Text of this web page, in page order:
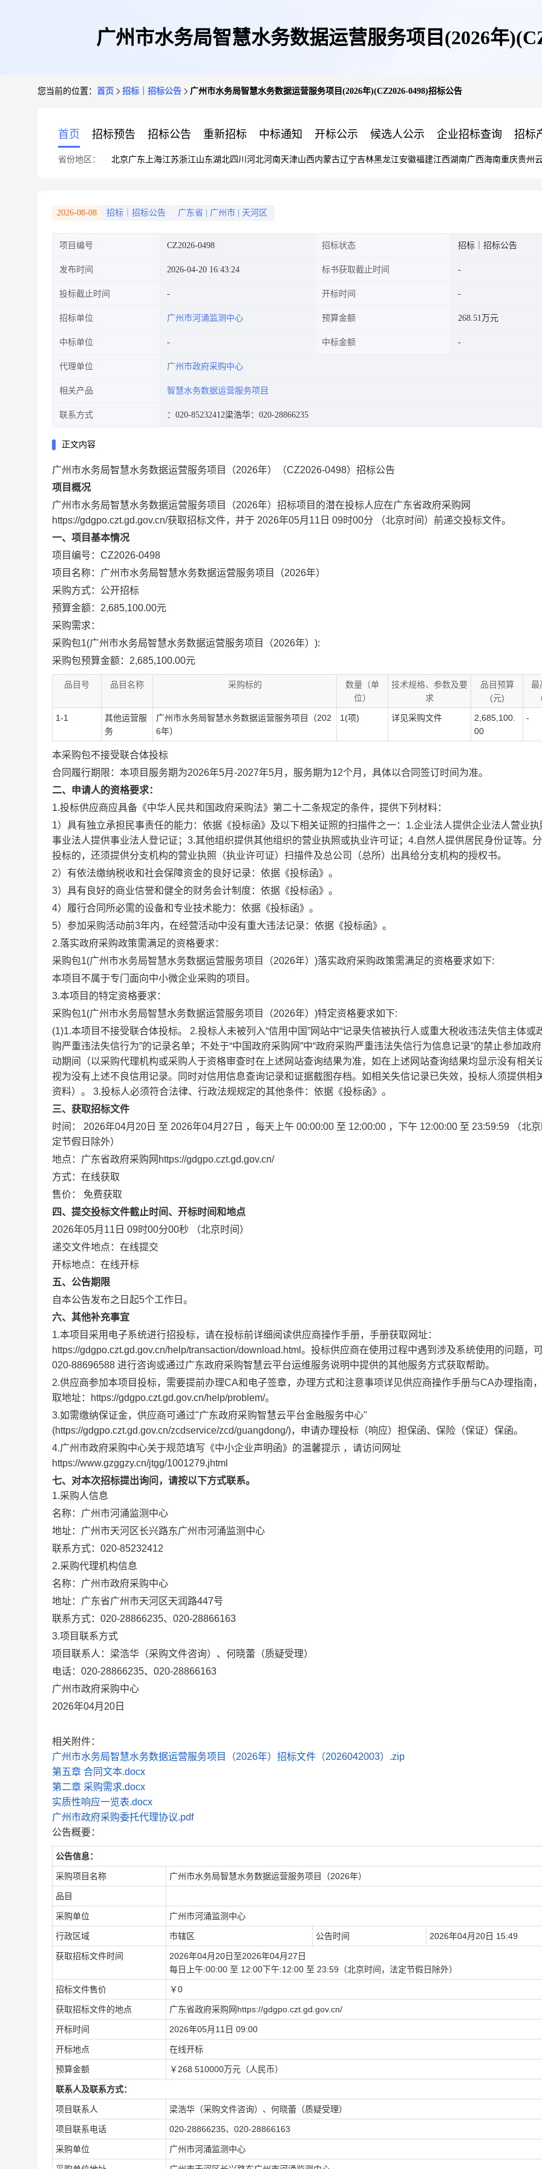
广州市水务局智慧水务数据运营服务项目(2026年
您当前的位置： 首页 招标｜招标公告 广州市水务局智慧水务数据运营服务项目(2026年)(CZ2026-0498)招标公告
首页 招标预告 招标公告 重新招标 中标通知 开标公示 候选人公示 企业招标查询 招标
省份地区： 北京广东 上海江苏浙江山东湖北四川 河北河南天津山西内蒙古辽宁吉林黑龙江安徽福建江西湖南广西海南重庆贵州
2026-08-08 招标｜招标公告 广东省 广州市 天河区
项目编号 CZ2026-0498 招标状态 招标｜招标公告
发布时间 2026-04-20 16:43:24 标书获取截止时间
投标截止时间 开标时间
招标单位 广州市河涌监测中心 预算金额 268.51万元
中标单位 中标金额
代理单位 广州市政府采购中心
相关产品 智慧水务数据运营服务项目
联系方式 ：020-85232412梁浩华：020-28866235
正文内容
广州市水务局智慧水务数据运营服务项目（2026年）（CZ2026-0498）招标公告
项目概况
广州市水务局智慧水务数据运营服务项目（2026年） 招标项目的潜在投标人应在广东省政府采购网
https://gdgpo.czt.gd.gov.cn/获取招标文件，并于 2026年05月11日 09时00分
（北京时间）前递交投标文件。
一、项目基本情况
项目编号：CZ2026-0498
项目名称：广州市水务局智慧水务数据运营服务项目（2026年）
采购方式：公开招标
预算金额：2,685,100.00元
采购需求：
采购包1(广州市水务局智慧水务数据运营服务项目（2026年）):
采购包预算金额： 2,685,100.00元
品目号 品目名称 采购标的
数量（单
位）
技术规格、参数及要
求
品目预算
(元)
最
1-1
其他运营服
务
广州市水务局智慧水务数据运营服务项目（202
6年）
1(项) 详见采购文件
2,685,100.
00
-
本采购包不接受联合体投标
合同履行期限： 本项目服务期为2026年5月-2027年5月，服务期为12个月，具体以合同签订时间为准。
二、申请人的资格要求：
1.投标供应商应具备《中华人民共和国政府采购法》第二十二条规定的条件，提供下列材料：
1）具有独立承担民事责任的能力：依据《投标函》及以下相关证照的扫描件之一：1.企业法人提供企业法人营业执
事业法人提供事业法人登记证；3.其他组织提供其他组织的营业执照或执业许可证；4.自然人提供居民身份证等。
投标的，还须提供分支机构的营业执照（执业许可证）扫描件及总公司（总所）出具给分支机构的授权书。
2）有依法缴纳税收和社会保障资金的良好记录：依据《投标函》。
3）具有良好的商业信誉和健全的财务会计制度：依据《投标函》。
4）履行合同所必需的设备和专业技术能力：依据《投标函》。
5）参加采购活动前3年内，在经营活动中没有重大违法记录：依据《投标函》。
2.落实政府采购政策需满足的资格要求：
采购包1(广州市水务局智慧水务数据运营服务项目（2026年）)落实政府采购政策需满足的资格要求如下:
本项目不属于专门面向中小微企业采购的项目。
3.本项目的特定资格要求：
采购包1(广州市水务局智慧水务数据运营服务项目（2026年）)特定资格要求如下:
(1)1.本项目不接受联合体投标。 2.投标人未被列入“信用中国”网站中“记录失信被执行人或重大税收违法失信主体或
购严重违法失信行为”的记录名单；不处于“中国政府采购网”中“政府采购严重违法失信行为信息记录”的禁止参加政
动期间（以采购代理机构或采购人于资格审查时在上述网站查询结果为准，如在上述网站查询结果均显示没有相关
视为没有上述不良信用记录。同时对信用信息查询记录和证据截图存档。如相关失信记录已失效，投标人须提供相
资料）。 3.投标人必须符合法律、行政法规规定的其他条件：依据《投标函》。
三、获取招标文件
时间：
2026年04月20日 至 2026年04月27日 ，每天上午 00:00:00 至 12:00:00 ，下午 12:00:00 至 23:59:59
（北
定节假日除外）
地点： 广东省政府采购网https://gdgpo.czt.gd.gov.cn/
方式： 在线获取
售价：
免费获取
四、提交投标文件截止时间、开标时间和地点
2026年05月11日 09时00分00秒
（北京时间）
递交文件地点： 在线提交
开标地点： 在线开标
五、公告期限
自本公告发布之日起5个工作日。
六、其他补充事宜
1.本项目采用电子系统进行招投标，请在投标前详细阅读供应商操作手册，手册获取网址：
https://gdgpo.czt.gd.gov.cn/help/transaction/download.html。投标供应商在使用过程中遇到涉及系统使用的问题，
020-88696588 进行咨询或通过广东政府采购智慧云平台运维服务说明中提供的其他服务方式获取帮助。
2.供应商参加本项目投标，需要提前办理CA和电子签章，办理方式和注意事项详见供应商操作手册与CA办理指南
取地址：https://gdgpo.czt.gd.gov.cn/help/problem/。
3.如需缴纳保证金，供应商可通过"广东政府采购智慧云平台金融服务中心"
(https://gdgpo.czt.gd.gov.cn/zcdservice/zcd/guangdong/)，申请办理投标（响应）担保函、保险（保证）保函。
4.广州市政府采购中心关于规范填写《中小企业声明函》的温馨提示 ，请访问网址
https://www.gzggzy.cn/jtgg/1001279.jhtml
七、对本次招标提出询问，请按以下方式联系。
1.采购人信息
名称： 广州市河涌监测中心
地址： 广州市天河区长兴路东广州市河涌监测中心
联系方式： 020-85232412
2.采购代理机构信息
名称： 广州市政府采购中心
地址： 广东省广州市天河区天润路447号
联系方式： 020-28866235、020-28866163
3.项目联系方式
项目联系人： 梁浩华（采购文件咨询）、何晓蕾（质疑受理）
电话： 020-28866235、020-28866163
广州市政府采购中心
2026年04月20日
相关附件：
广州市水务局智慧水务数据运营服务项目（2026年）招标文件（2026042003）.zip
第五章 合同文本.docx
第二章 采购需求.docx
实质性响应一览表.docx
广州市政府采购委托代理协议.pdf
公告概要：
公告信息：
采购项目名称 广州市水务局智慧水务数据运营服务项目（2026年）
品目
采购单位 广州市河涌监测中心
行政区域 市辖区 公告时间 2026年04月20日 15:49
获取招标文件时间
2026年04月20日至2026年04月27日
每日上午:00:00 至 12:00下午:12:00 至 23:59（北京时间，法定节假日除外）
招标文件售价 ￥0
获取招标文件的地点 广东省政府采购网https://gdgpo.czt.gd.gov.cn/
开标时间 2026年05月11日 09:00
开标地点 在线开标
预算金额 ￥268.510000万元（人民币）
联系人及联系方式：
项目联系人 梁浩华（采购文件咨询）、何晓蕾（质疑受理）
项目联系电话 020-28866235、020-28866163
采购单位 广州市河涌监测中心